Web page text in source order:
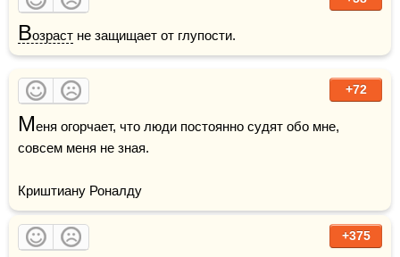
Возраст не защищает от глупости.
+72
Меня огорчает, что люди постоянно судят обо мне,
совсем меня не зная.
Криштиану Роналду
+375